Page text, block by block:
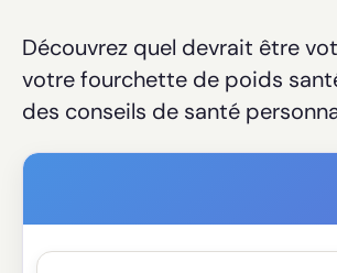
Découvrez quel devrait être
votre fourchette de poids
des conseils de santé